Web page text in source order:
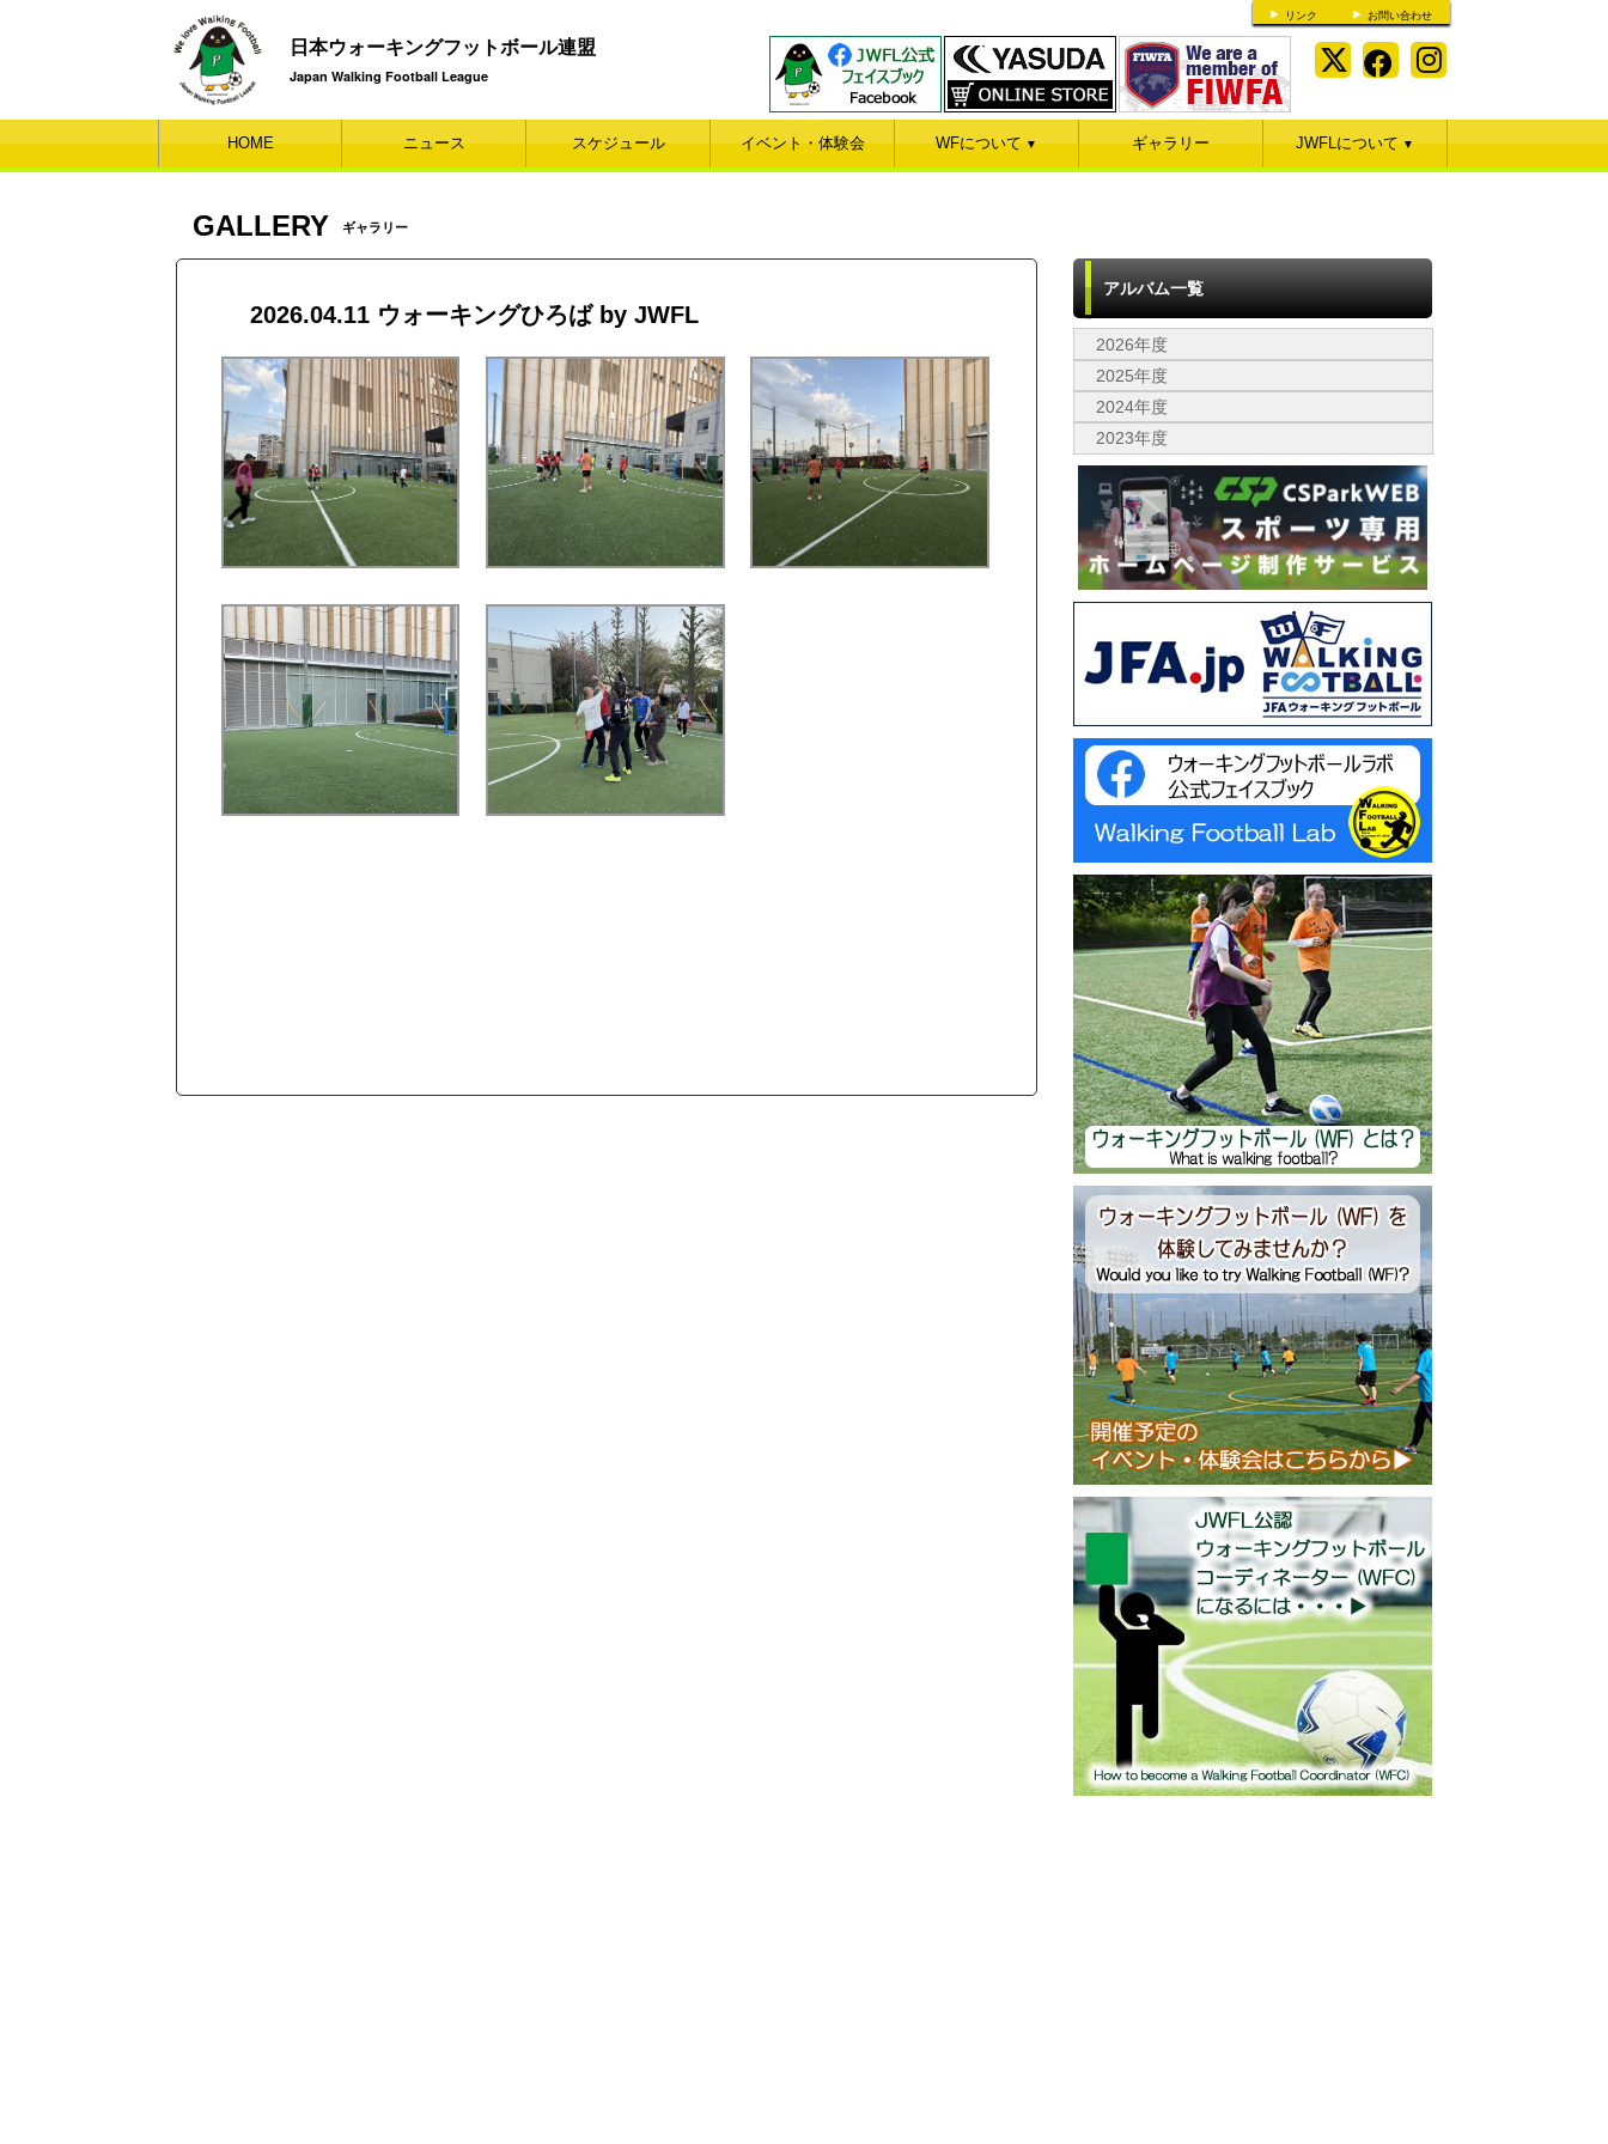
リンク お問い合わせ
日本ウォーキングフットボール連盟
Japan Walking Football League
HOME ニュース スケジュール イベント・体験会 WFについて▼ ギャラリー JWFLについて▼
GALLERY ギャラリー
2026.04.11 ウォーキングひろば by JWFL
アルバム一覧
2026年度
2025年度
2024年度
2023年度